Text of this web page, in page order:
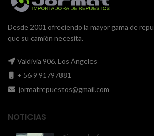
Desde 2001 ofreciendo la mayor gama de
que su camión necesita.
Valdivia 906, Los Ángeles
+ 56 9 91797881
jormatrepuestos@gmail.com
NOTICIAS